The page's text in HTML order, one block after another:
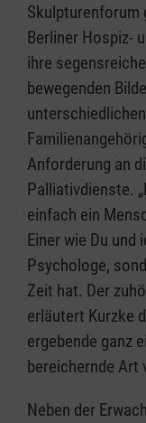
Skulpturenforum
Berliner Hospiz-
ihre
bewegenden
Anforderung an
Palliativdienste.
einfach ein
Einer wie Du und
Psychologe,
Zeit hat. Der
erläutert Kurzke
ergebende ganz
bereichernde Art
Neben der